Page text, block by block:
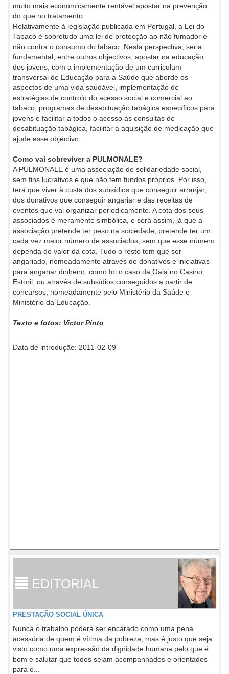
muito mais economicamente rentável apostar na prevenção
do que no tratamento.
Relativamente à legislação publicada em Portugal, a Lei do
Tabaco é sobretudo uma lei de protecção ao não fumador e
não contra o consumo do tabaco. Nesta perspectiva, seria
fundamental, entre outros objectivos, apostar na educação
dos jovens, com a implementação de um curriculum
transversal de Educação para a Saúde que aborde os
aspectos de uma vida saudável, implementação de
estratégias de controlo do acesso social e comercial ao
tabaco, programas de desabituação tabágica específicos para
jovens e facilitar a todos o acesso ás consultas de
desabituação tabágica, facilitar a aquisição de medicação que
ajude esse objectivo.
Como vai sobreviver a PULMONALE?
A PULMONALE é uma associação de solidariedade social,
sem fins lucrativos e que não tem fundos próprios. Por isso,
terá que viver à custa dos subsídios que conseguir arranjar,
dos donativos que conseguir angariar e das receitas de
eventos que vai organizar periodicamente. A cota dos seus
associados é meramente simbólica, e será assim, já que a
associação pretende ter peso na sociedade, pretende ter um
cada vez maior número de associados, sem que esse número
dependa do valor da cota. Tudo o resto tem que ser
angariado, nomeadamente através de donativos e iniciativas
para angariar dinheiro, como foi o caso da Gala no Casino
Estoril, ou através de subsídios conseguidos a partir de
concursos, nomeadamente pelo Ministério da Saúde e
Ministério da Educação.
Texto e fotos: Victor Pinto
Data de introdução: 2011-02-09
EDITORIAL
PRESTAÇÃO SOCIAL ÚNICA
Nunca o trabalho poderá ser encarado como uma pena
acessória de quem é vítima da pobreza, mas é justo que seja
visto como uma expressão da dignidade humana pelo que é
bom e salutar que todos sejam acompanhados e orientados
para o...